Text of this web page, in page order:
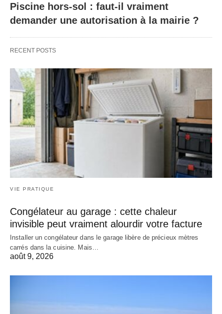
Piscine hors-sol : faut-il vraiment
demander une autorisation à la mairie ?
RECENT POSTS
VIE PRATIQUE
Congélateur au garage : cette chaleur
invisible peut vraiment alourdir votre facture
Installer un congélateur dans le garage libère de précieux mètres
carrés dans la cuisine. Mais…
août 9, 2026